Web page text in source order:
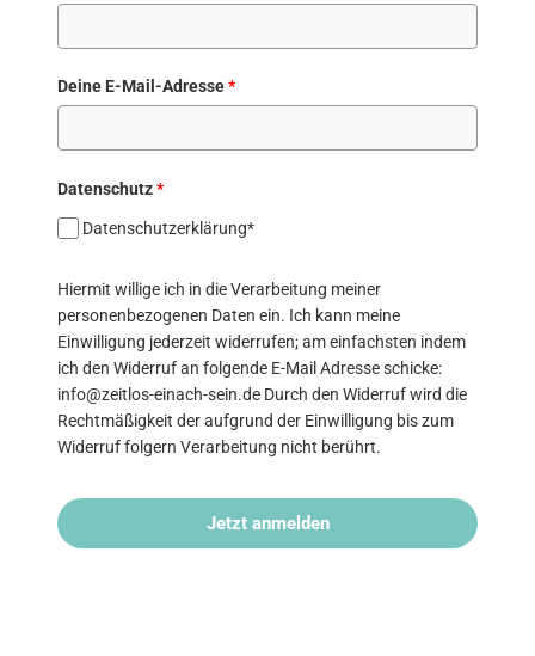
Deine E-Mail-Adresse*
Datenschutz*
Datenschutzerklärung*
Hiermit willige ich in die Verarbeitung meiner
personenbezogenen Daten ein. Ich kann meine
Einwilligung jederzeit widerrufen; am einfachsten indem
ich den Widerruf an folgende E-Mail Adresse schicke:
info@zeitlos-einach-sein.de Durch den Widerruf wird die
Rechtmäßigkeit der aufgrund der Einwilligung bis zum
Widerruf folgern Verarbeitung nicht berührt.
Jetzt anmelden